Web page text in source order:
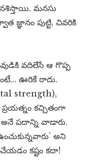
మనసు
జ్ఞానం పుట్టి, చివరికి
వదిలేసే ఆ గొప్ప
ఊరికే రాదు.
strength),
ప్రయత్నం కచ్చితంగా
అనే పదాన్ని వాడారు.
అని
కష్టం కదా!